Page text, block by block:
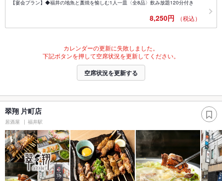
【宴会プラン】◆福井の地魚と藁焼を愉しむ1人一皿〈全8品〉飲み放題120分付き
8,250円 （税込）
カレンダーの更新に失敗しました。
下記ボタンを押して空席状況を更新してください。
空席状況を更新する
翠翔 片町店
居酒屋 福井駅